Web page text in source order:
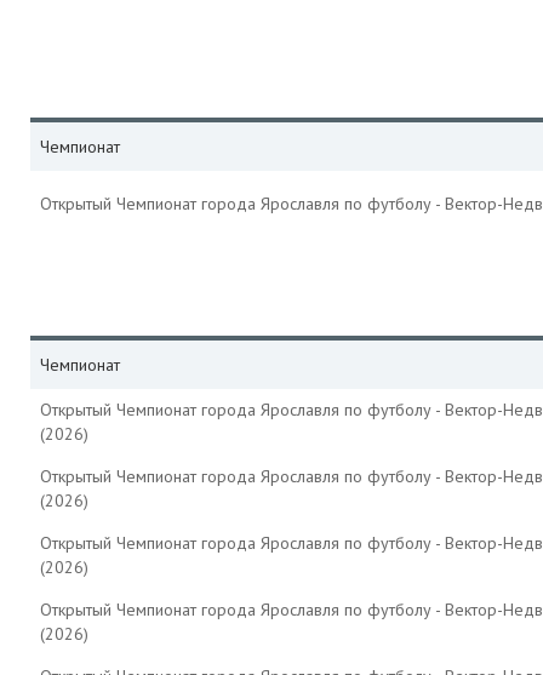
Чемпионат
Открытый Чемпионат города Ярославля по футболу - Вектор-
Чемпионат
Открытый Чемпионат города Ярославля по футболу - Вектор-
(2026)
Открытый Чемпионат города Ярославля по футболу - Вектор-
(2026)
Открытый Чемпионат города Ярославля по футболу - Вектор-
(2026)
Открытый Чемпионат города Ярославля по футболу - Вектор-
(2026)